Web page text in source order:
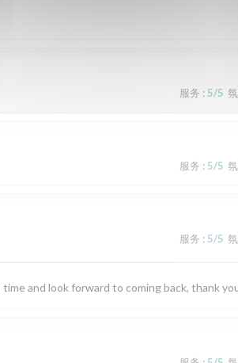
服务 : 5/5
服务 : 5/5
服务 : 5/5
and look forward to coming back, thank